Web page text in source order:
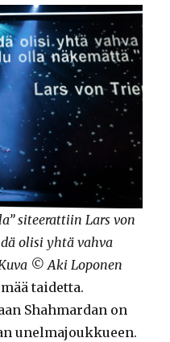
siteerattiin Lars von
olisi yhtä vahva
© Aki Loponen
taidetta.
Shahmardan on
unelmajoukkueen.